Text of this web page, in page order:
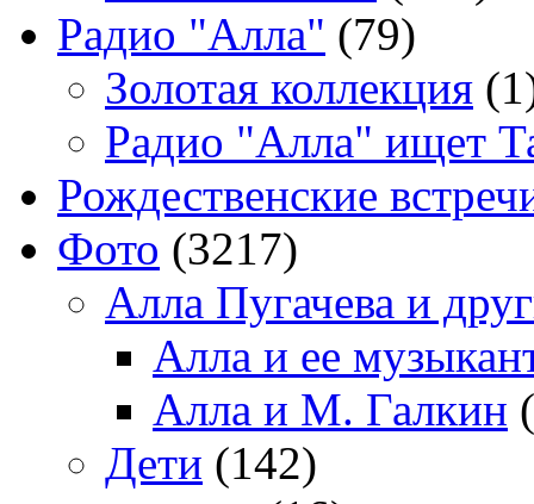
Радио "Алла" (79)
Золотая коллекция
Радио "Алла" ищет
Рождественские
Фото (3217)
Алла Пугачева и
Алла и ее
Алла и М. Галкин
Дети (142)